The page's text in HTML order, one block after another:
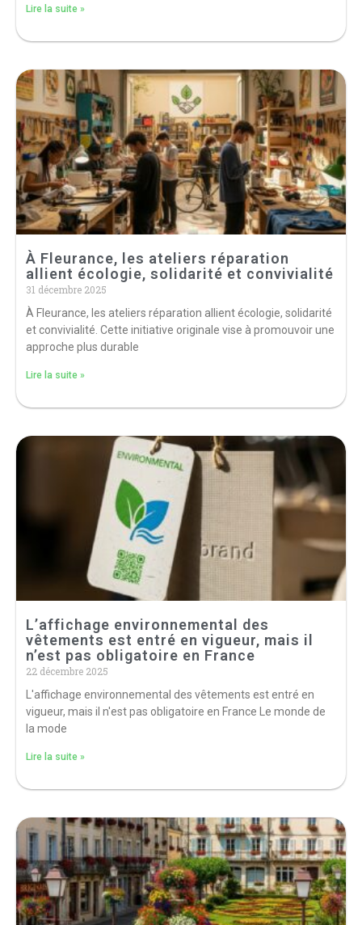
Lire la suite »
À Fleurance, les ateliers réparation
allient écologie, solidarité et convivialité
31 décembre 2025
À Fleurance, les ateliers réparation allient écologie, solidarité
et convivialité. Cette initiative originale vise à promouvoir une
approche plus durable
Lire la suite »
L’affichage environnemental des
vêtements est entré en vigueur, mais il
n’est pas obligatoire en France
22 décembre 2025
L'affichage environnemental des vêtements est entré en
vigueur, mais il n'est pas obligatoire en France Le monde de
la mode
Lire la suite »